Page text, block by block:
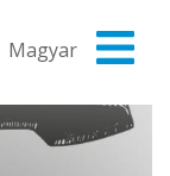
Magyar